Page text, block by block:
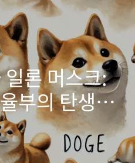
론 머스크:
부의 탄생과